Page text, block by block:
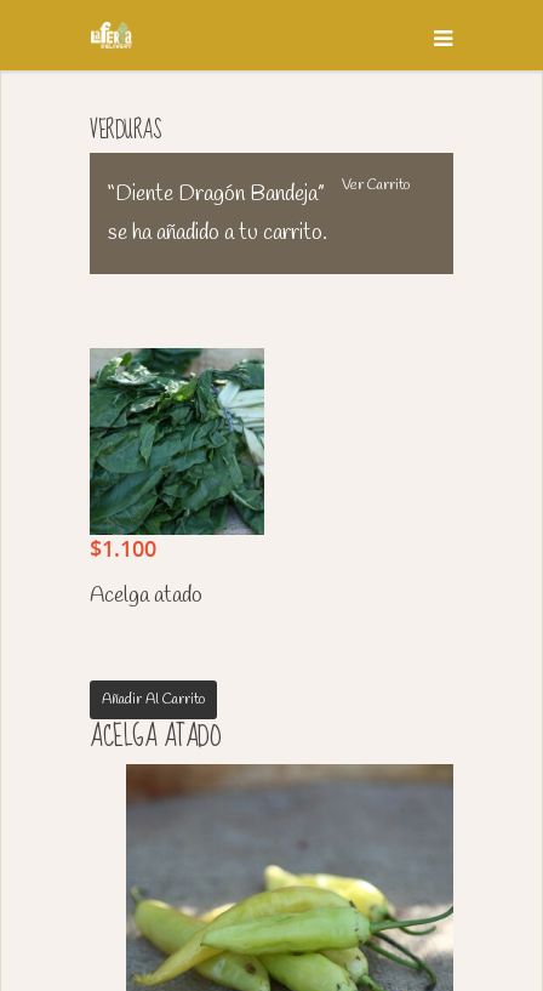
VERDURAS
Ver Carrito
“Diente Dragón Bandeja”
se ha añadido a tu carrito.
$1.100
Acelga atado
Añadir Al Carrito
ACELGA ATADO